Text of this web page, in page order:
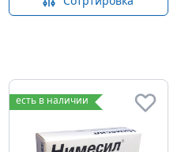
есть в наличии